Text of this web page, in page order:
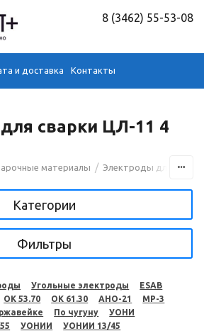
8 (3462) 55-53-08
и доставка Контакты
сварки ЦЛ-11 4
материалы / Электроды для сварки
Категории
Фильтры
Угольные электроды
ESAB
OK 53.70 OK 61.30 АНО-21
МР-3
По чугуну
УОНИ
УОНИИ
УОНИИ 13/45